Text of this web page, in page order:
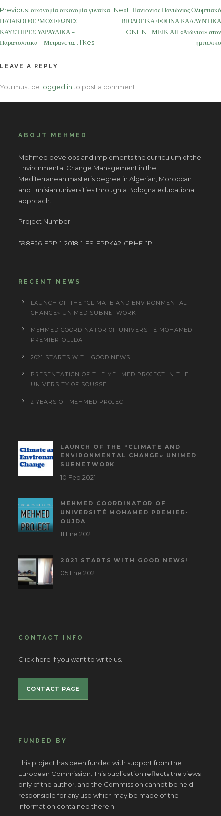
Post
navigation
Previous: οικονομία οικονομία γυναίκα
ΗΛΊΑΚΟΙ ΘΕΡΜΟΣΙΦΩΝΕΣ
ΚΑΥΣΤΗΡΕΣ ΥΔΡΑΥΛΙΚΑ –
Παραπολιτικά – Μετράνε τα… likes
Next: Πανιώνιος Πανιώνιος Ολυμπιακό
ΒΙΟΛΟΓΙΚΑ ΦΘΗΝΑ ΚΑΛΛΥΝΤΙΚΑ
ONLINE ΜΕΙΚ ΑΠ «Αιώνιοι» στον
ημιτελικό
LEAVE A REPLY
You must be logged in to post a comment.
ABOUT MEHMED
Mehmed develops and implements the curriculum of the
Environmental Change Management in the
Mediterranean master’s degree in Algerian, Moroccan
and Tunisian universities through a Bologna educational
approach.
Project Number:
598826-EPP-1-2018-1-ES-EPPKA2-CBHE-JP
RECENT NEWS
LAUNCH OF THE “CLIMATE AND ENVIRONMENTAL
CHANGE» UNIMED SUBNETWORK
MEHMED COORDINATOR OF UNIVERSITÉ MOHAMED
PREMIER-OUJDA
2021 STARTS WITH GOOD NEWS!
PRESENTATION OF THE MEHMED PROJECT IN THE
UNIVERSITY OF SOUSSE
2 YEARS OF MEHMED PROJECT
LAUNCH OF THE “CLIMATE AND
ENVIRONMENTAL CHANGE» UNIMED
SUBNETWORK
10 Feb 2021
MEHMED COORDINATOR OF
UNIVERSITÉ MOHAMED PREMIER-
OUJDA
11 Ene 2021
2021 STARTS WITH GOOD NEWS!
05 Ene 2021
CONTACT INFO
Click here if you want to write us.
CONTACT PAGE
FUNDED BY
This project has been funded with support from the
European Commission. This publication reflects the views
only of the author, and the Commission cannot be held
responsible for any use which may be made of the
information contained therein.